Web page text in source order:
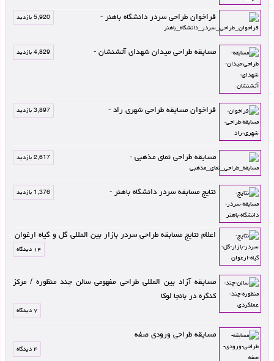
فراخوان طراحی سردر دانشگاه باهنر - 5,920 بازدید
مسابقه طراحی میدان شهدای آتشنشان - 4,829 بازدید
فراخوان مسابقه طراحی شهری راد - 3,897 بازدید
مسابقه طراحی نمای مذهبی - 2,617 بازدید
نتایج مسابقه سردر دانشگاه باهنر - 1,376 بازدید
اعلام نتایج مسابقه طراحی سردر بازار بین المللی گل و گیاه ارغوان
۱۴ دیدگاه
مسابقه آزاد بین المللی طراحی مفهومی سالن چند منظوره / مرکز
کنگره در بانجا لوکا
۷ دیدگاه
مسابقه طراحی ورودی صفه
۴ دیدگاه